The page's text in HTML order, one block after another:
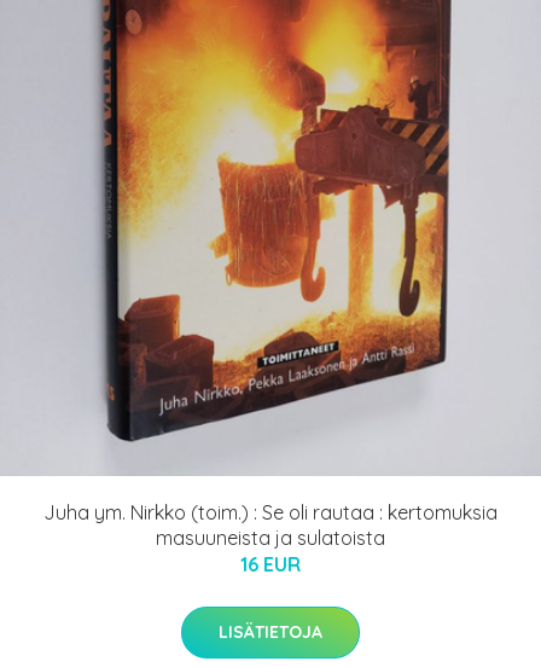
Juha ym. Nirkko (toim.) : Se oli rautaa : kertomuksia
masuuneista ja sulatoista
16 EUR
LISÄTIETOJA